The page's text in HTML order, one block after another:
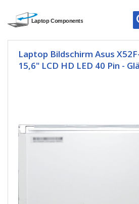
Laptop Bildschirm Asus
15,6" LCD HD LED 40 Pin -